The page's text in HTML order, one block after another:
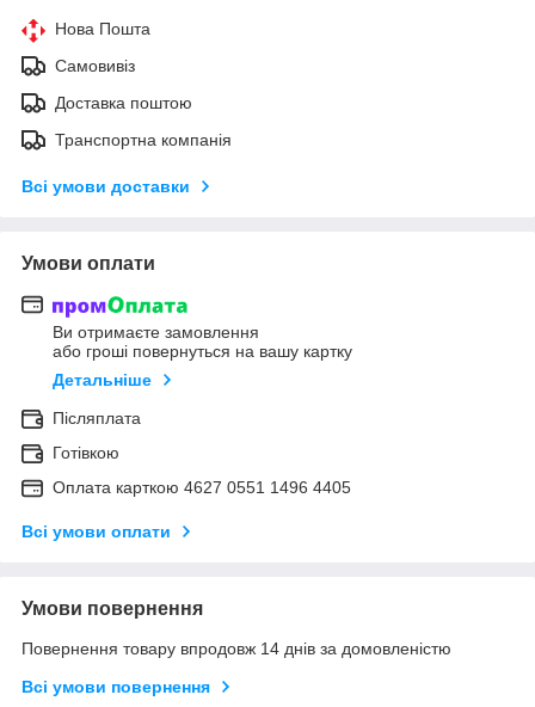
Нова Пошта
Самовивіз
Доставка поштою
Транспортна компанія
Всі умови доставки
Умови оплати
Ви отримаєте замовлення
або гроші повернуться на вашу картку
Детальніше
Післяплата
Готівкою
Оплата карткою 4627 0551 1496 4405
Всі умови оплати
Умови повернення
Повернення товару впродовж 14 днів за домовленістю
Всі умови повернення